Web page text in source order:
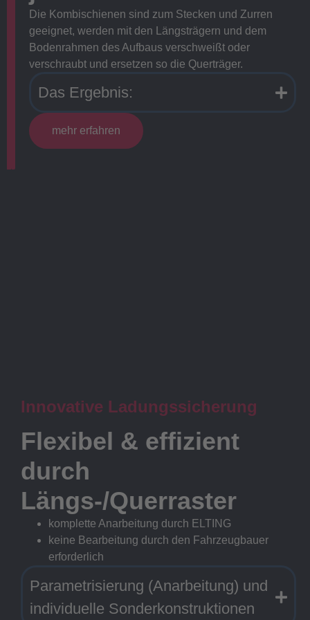
Die Kombischienen sind zum Stecken und Zurren
geeignet, werden mit den Längsträgern und dem
Bodenrahmen des Aufbaus verschweißt oder
verschraubt und ersetzen so die Querträger.
Das Ergebnis:
mehr erfahren
Innovative Ladungssicherung
Flexibel & effizient
durch
Längs-/Querraster
komplette Anarbeitung durch ELTING
keine Bearbeitung durch den Fahrzeugbauer
erforderlich
Parametrisierung (Anarbeitung) und
individuelle Sonderkonstruktionen